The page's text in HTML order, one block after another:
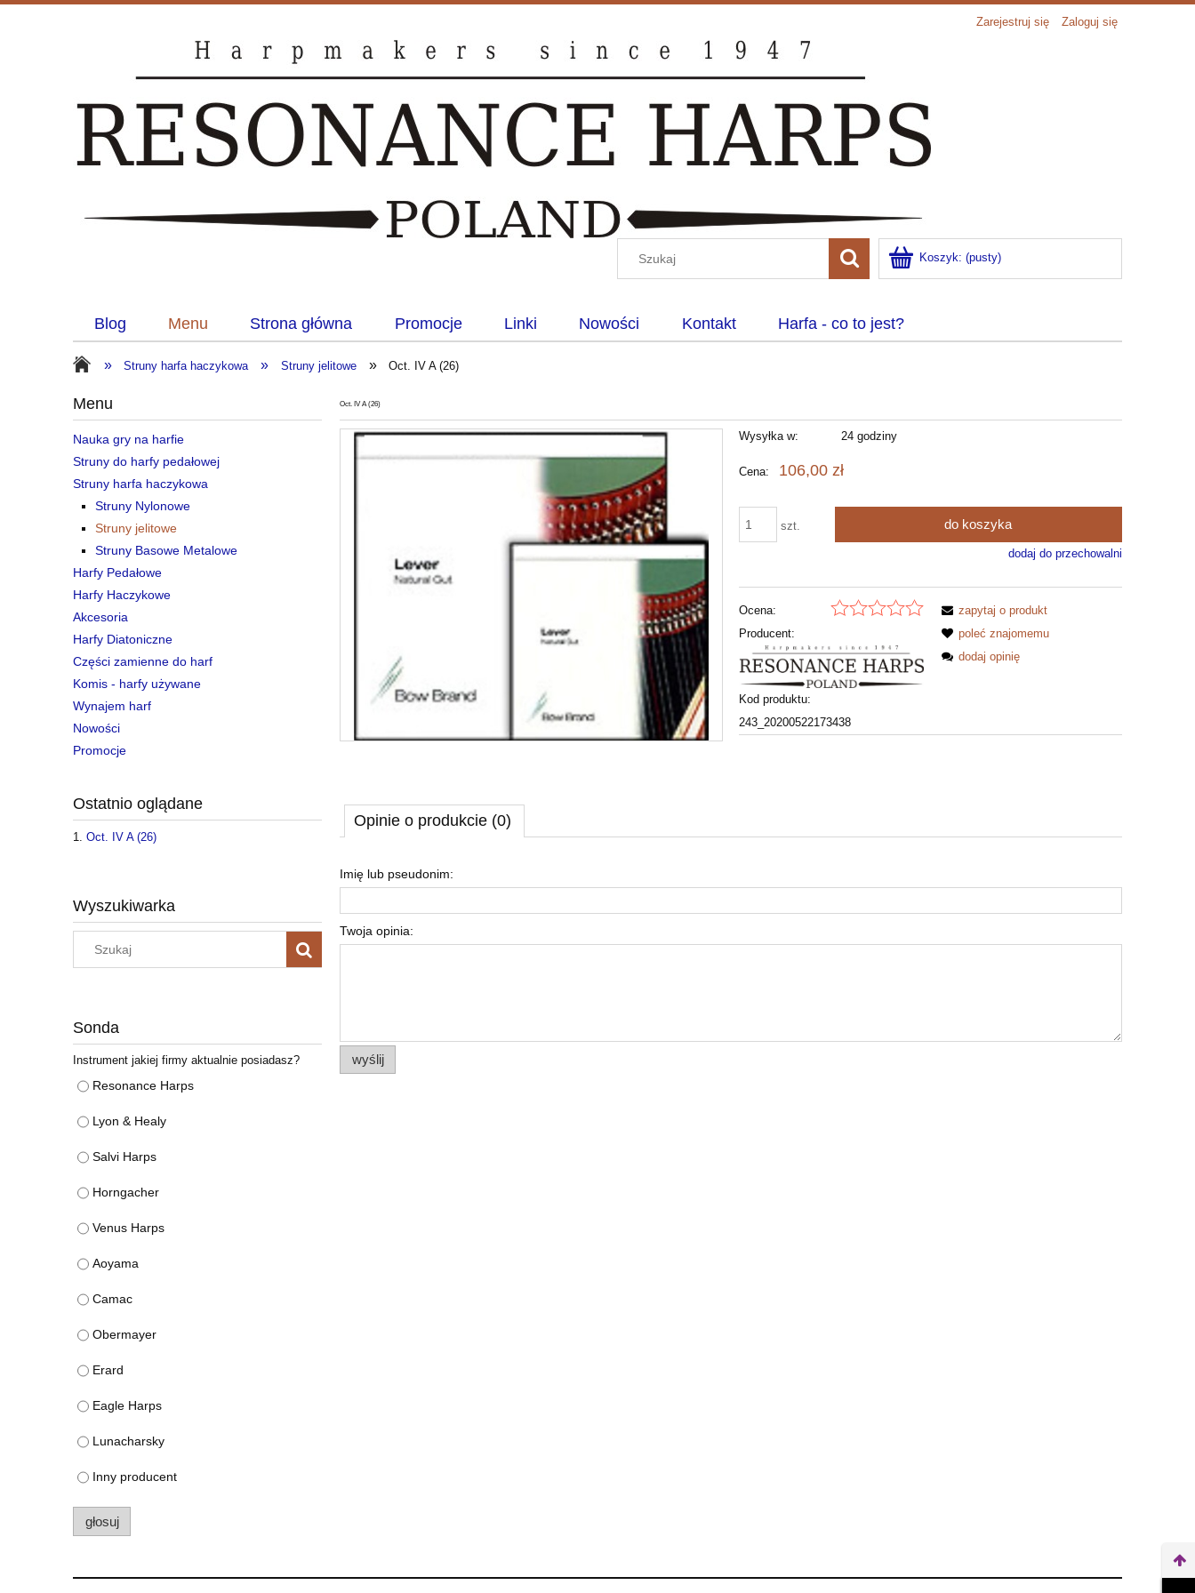
Zarejestruj się Zaloguj się
Koszyk: (pusty)
Blog Menu Strona główna Promocje Linki Nowości Kontakt Harfa - co to jest?
» Struny harfa haczykowa » Struny jelitowe » Oct. IV A (26)
Menu
Nauka gry na harfie
Struny do harfy pedałowej
Struny harfa haczykowa
Struny Nylonowe
Struny jelitowe
Struny Basowe Metalowe
Harfy Pedałowe
Harfy Haczykowe
Akcesoria
Harfy Diatoniczne
Części zamienne do harf
Komis - harfy używane
Wynajem harf
Nowości
Promocje
Ostatnio oglądane
Oct. IV A (26)
Wyszukiwarka
Sonda
Instrument jakiej firmy aktualnie posiadasz?
Resonance Harps
Lyon & Healy
Salvi Harps
Horngacher
Venus Harps
Aoyama
Camac
Obermayer
Erard
Eagle Harps
Lunacharsky
Inny producent
głosuj
Oct. IV A (26)
Wysyłka w: 24 godziny
Cena: 106,00 zł
szt. do koszyka
dodaj do przechowalni
Ocena:
Producent:
Kod produktu:
243_20200522173438
zapytaj o produkt
poleć znajomemu
dodaj opinię
Opinie o produkcie (0)
Imię lub pseudonim:
Twoja opinia:
wyślij